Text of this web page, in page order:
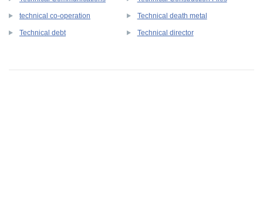
technical co-operation Technical death metal
Technical debt Technical director